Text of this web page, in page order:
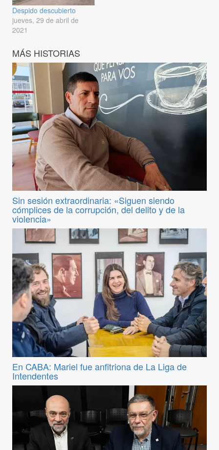
Despido descubierto
jueves, 29 de abril de
2021
MÁS HISTORIAS
Sin sesión extraordinaria: «Siguen siendo
cómplices de la corrupción, del delito y de la
violencia»
En CABA: Mariel fue anfitriona de La Liga de
Intendentes